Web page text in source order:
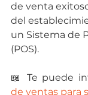
de venta
del
un Sistema de
(POS).
📖 Te puede
de ventas para